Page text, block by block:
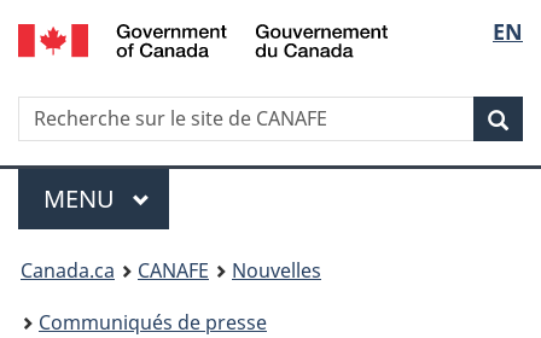
Passer
au
principal
Passer
à
sujet
du
gouvernement
Passer
à
version
HTML
simplifiée
de
la
EN
Recherche
Recherche
sur
le
site
Menu
MENU PRINCIPAL
Vous
êtes
Canada.ca CANAFE
Nouvelles
Communiqués de presse